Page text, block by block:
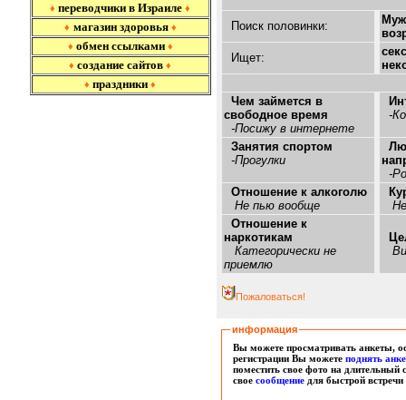
♦ переводчики в Израиле ♦
♦ магазин здоровья ♦
♦ обмен ссылками ♦
♦ создание сайтов ♦
♦ праздники ♦
Поиск половинки:
Ищет:
Чем займется в
свободное время
-Посижу в интернете
-
Занятия спортом
-Прогулки
-
Отношение к алкоголю
Не пью вообще
Отношение к
наркотикам
Категорически не
приемлю
Пожаловаться!
информация
Вы можете просматривать анкеты,
регистрации Вы можетеподнять
поместить свое фото на длительный
своесообщение для быстрой